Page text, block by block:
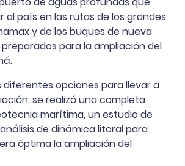
país en las rutas de los grandes
y de los buques de nueva
para la ampliación del
diferentes opciones para llevar a
se realizó una completa
marítima, un estudio de
de dinámica litoral para
óptima la ampliación del